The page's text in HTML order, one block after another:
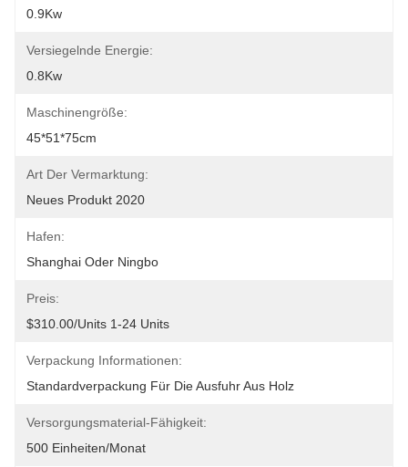
0.9Kw
Versiegelnde Energie:
0.8Kw
Maschinengröße:
45*51*75cm
Art Der Vermarktung:
Neues Produkt 2020
Hafen:
Shanghai Oder Ningbo
Preis:
$310.00/units 1-24 Units
Verpackung Informationen:
Standardverpackung Für Die Ausfuhr Aus Holz
Versorgungsmaterial-Fähigkeit:
500 Einheiten/Monat